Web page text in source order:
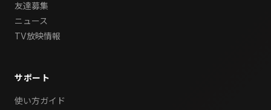
友達募集
ニュース
TV放映情報
サポート
使い方ガイド